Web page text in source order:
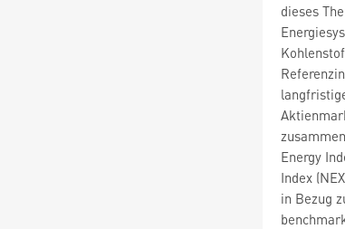
dieses
Energy
Index
in Bezug